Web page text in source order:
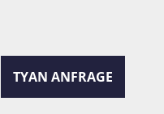
TYAN ANFRAGE